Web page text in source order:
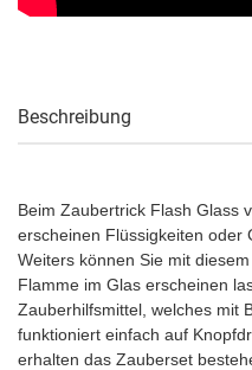
Beschreibung
Beim Zaubertrick Flash Glass
erscheinen Flüssigkeiten oder
Weiters können Sie mit
Flamme im Glas erscheinen
Zauberhilfsmittel, welches mit
funktioniert einfach auf
erhalten das Zauberset